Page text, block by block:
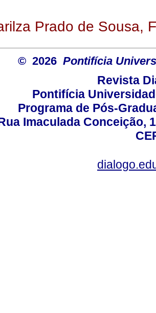
Prado de Sousa,
© 2026 Pontifícia
Revista
Pontifícia
Programa de Pós-
Imaculada Conceição,